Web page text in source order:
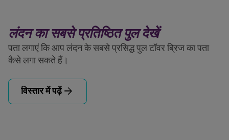
लंदन का सबसे प्रतिष्ठित पुल देखें
पता लगाएं कि आप लंदन के सबसे प्रसिद्ध पुल टॉवर ब्रिज का पता
कैसे लगा सकते हैं।
विस्तार में पढ़ें arrow_forward